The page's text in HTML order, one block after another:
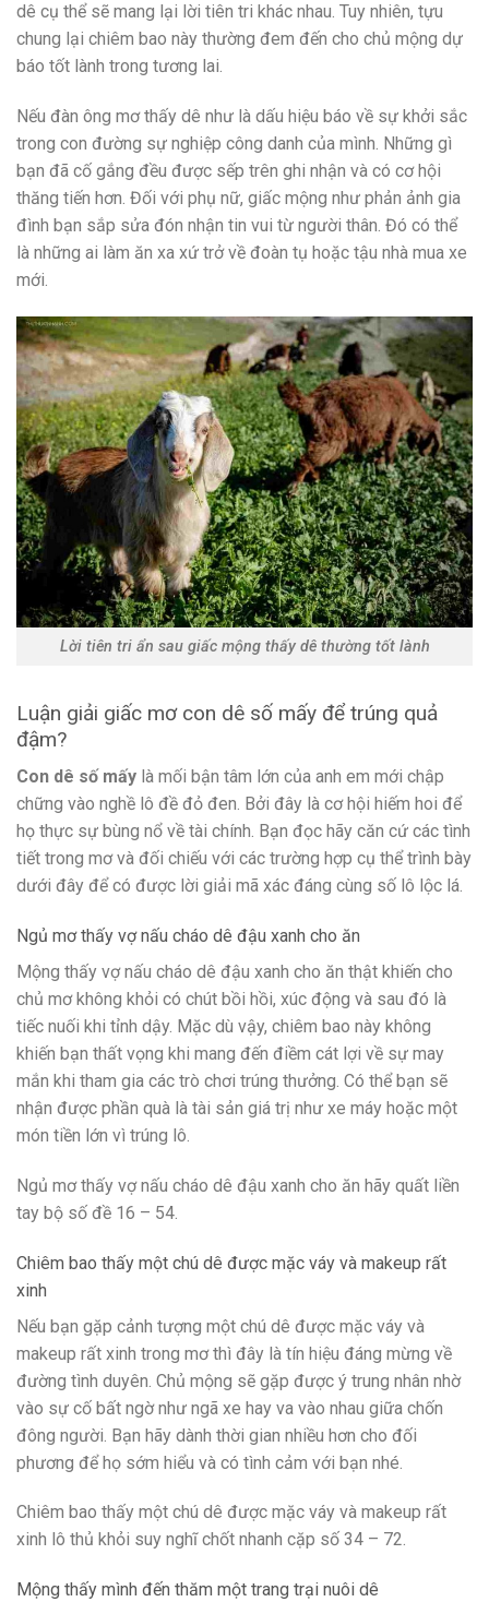
dê cụ thể sẽ mang lại lời tiên tri khác nhau. Tuy nhiên, tựu
chung lại chiêm bao này thường đem đến cho chủ mộng dự
báo tốt lành trong tương lai.
Nếu đàn ông mơ thấy dê như là dấu hiệu báo về sự khởi sắc
trong con đường sự nghiệp công danh của mình. Những gì
bạn đã cố gắng đều được sếp trên ghi nhận và có cơ hội
thăng tiến hơn. Đối với phụ nữ, giấc mộng như phản ảnh gia
đình bạn sắp sửa đón nhận tin vui từ người thân. Đó có thể
là những ai làm ăn xa xứ trở về đoàn tụ hoặc tậu nhà mua xe
mới.
Lời tiên tri ẩn sau giấc mộng thấy dê thường tốt lành
Luận giải giấc mơ con dê số mấy để trúng quả
đậm?
Con dê số mấy là mối bận tâm lớn của anh em mới chập
chững vào nghề lô đề đỏ đen. Bởi đây là cơ hội hiếm hoi để
họ thực sự bùng nổ về tài chính. Bạn đọc hãy căn cứ các tình
tiết trong mơ và đối chiếu với các trường hợp cụ thể trình bày
dưới đây để có được lời giải mã xác đáng cùng số lô lộc lá.
Ngủ mơ thấy vợ nấu cháo dê đậu xanh cho ăn
Mộng thấy vợ nấu cháo dê đậu xanh cho ăn thật khiến cho
chủ mơ không khỏi có chút bồi hồi, xúc động và sau đó là
tiếc nuối khi tỉnh dậy. Mặc dù vậy, chiêm bao này không
khiến bạn thất vọng khi mang đến điềm cát lợi về sự may
mắn khi tham gia các trò chơi trúng thưởng. Có thể bạn sẽ
nhận được phần quà là tài sản giá trị như xe máy hoặc một
món tiền lớn vì trúng lô.
Ngủ mơ thấy vợ nấu cháo dê đậu xanh cho ăn hãy quất liền
tay bộ số đề 16 – 54.
Chiêm bao thấy một chú dê được mặc váy và makeup rất
xinh
Nếu bạn gặp cảnh tượng một chú dê được mặc váy và
makeup rất xinh trong mơ thì đây là tín hiệu đáng mừng về
đường tình duyên. Chủ mộng sẽ gặp được ý trung nhân nhờ
vào sự cố bất ngờ như ngã xe hay va vào nhau giữa chốn
đông người. Bạn hãy dành thời gian nhiều hơn cho đối
phương để họ sớm hiểu và có tình cảm với bạn nhé.
Chiêm bao thấy một chú dê được mặc váy và makeup rất
xinh lô thủ khỏi suy nghĩ chốt nhanh cặp số 34 – 72.
Mộng thấy mình đến thăm một trang trại nuôi dê